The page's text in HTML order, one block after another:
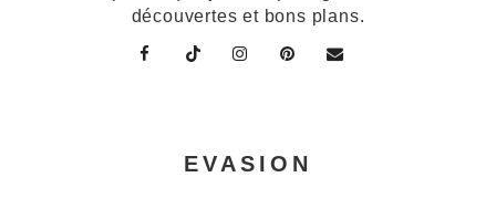
découvertes et bons plans.
EVASION